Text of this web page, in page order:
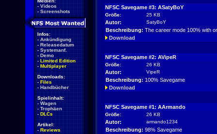
- Videos
- Screenshots
Infos:
- Ankündigung
- Releasedatum
- Systemanf.
- Demo
- Limited Edition
- Multiplayer
Downloads:
- Files
- Handbücher
Spielinhalt:
- Wagen
- Trophäen
- DLCs
Artikel:
- Reviews
NFSC Savegame #3: ASatyBoY
Größe: 25 KB
Autor: SatyBoY
Beschreibung: The career mode 100% with
Download
NFSC Savegame #2: AVipeR
Größe: 26 KB
Autor: VipeR
Beschreibung: 100% Savegame
Download
NFSC Savegame #1: AArmando
Größe: 26 KB
Autor: armando1234
Beschreibung: 98% Savegame